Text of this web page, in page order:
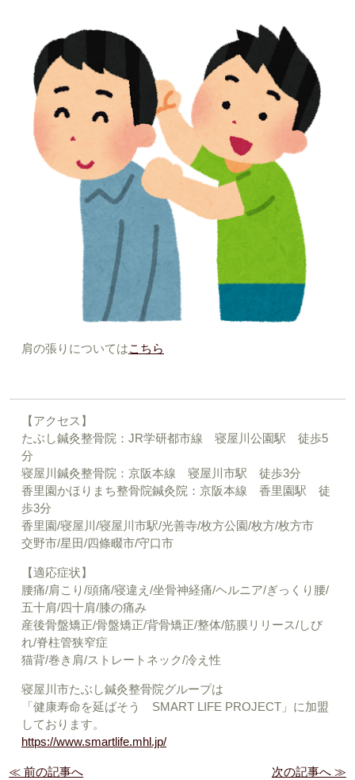
肩の張りについてはこちら
【アクセス】
たぶし鍼灸整骨院：JR学研都市線 寝屋川公園駅 徒歩5
分
寝屋川鍼灸整骨院：京阪本線 寝屋川市駅 徒歩3分
香里園かほりまち整骨院鍼灸院：京阪本線 香里園駅 徒
歩3分
香里園/寝屋川/寝屋川市駅/光善寺/枚方公園/枚方/枚方市
交野市/星田/四條畷市/守口市
【適応症状】
腰痛/肩こり/頭痛/寝違え/坐骨神経痛/ヘルニア/ぎっくり腰/
五十肩/四十肩/膝の痛み
産後骨盤矯正/骨盤矯正/背骨矯正/整体/筋膜リリース/しび
れ/脊柱管狭窄症
猫背/巻き肩/ストレートネック/冷え性
寝屋川市たぶし鍼灸整骨院グループは
「健康寿命を延ばそう SMART LIFE PROJECT」に加盟
しております。
https://www.smartlife.mhl.jp/
≪ 前の記事へ 次の記事へ ≫